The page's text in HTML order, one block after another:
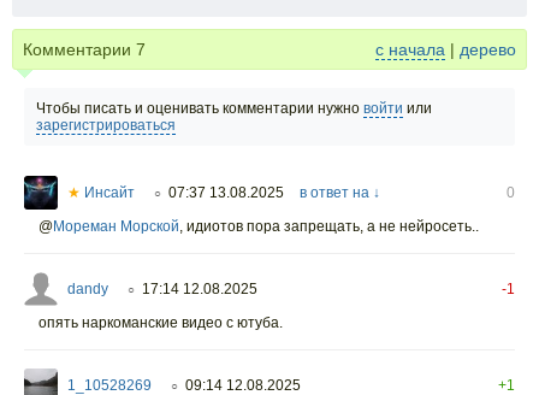
Комментарии 7 с начала | дерево
Чтобы писать и оценивать комментарии нужно войти или
зарегистрироваться
★ Инсайт ○ 07:37 13.08.2025 в ответ на ↓
0
@Мореман Морской идиотов пора запрещать, а не нейросеть..
dandy ○ 17:14 12.08.2025
-1
опять наркоманские видео с ютуба.
1_10528269 ○ 09:14 12.08.2025
+1